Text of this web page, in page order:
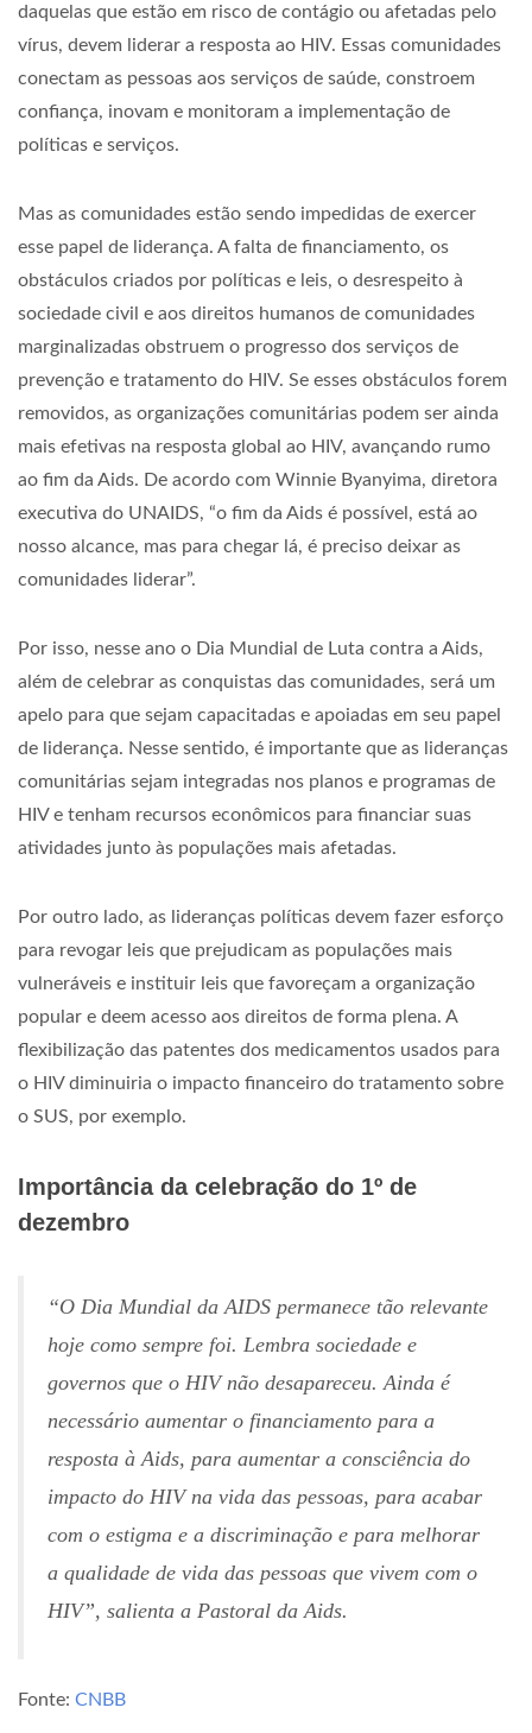
daquelas que estão em risco de contágio ou afetadas pelo
vírus, devem liderar a resposta ao HIV. Essas comunidades
conectam as pessoas aos serviços de saúde, constroem
confiança, inovam e monitoram a implementação de
políticas e serviços.
Mas as comunidades estão sendo impedidas de exercer
esse papel de liderança. A falta de financiamento, os
obstáculos criados por políticas e leis, o desrespeito à
sociedade civil e aos direitos humanos de comunidades
marginalizadas obstruem o progresso dos serviços de
prevenção e tratamento do HIV. Se esses obstáculos forem
removidos, as organizações comunitárias podem ser ainda
mais efetivas na resposta global ao HIV, avançando rumo
ao fim da Aids. De acordo com Winnie Byanyima, diretora
executiva do UNAIDS, “o fim da Aids é possível, está ao
nosso alcance, mas para chegar lá, é preciso deixar as
comunidades liderar”.
Por isso, nesse ano o Dia Mundial de Luta contra a Aids,
além de celebrar as conquistas das comunidades, será um
apelo para que sejam capacitadas e apoiadas em seu papel
de liderança. Nesse sentido, é importante que as lideranças
comunitárias sejam integradas nos planos e programas de
HIV e tenham recursos econômicos para financiar suas
atividades junto às populações mais afetadas.
Por outro lado, as lideranças políticas devem fazer esforço
para revogar leis que prejudicam as populações mais
vulneráveis e instituir leis que favoreçam a organização
popular e deem acesso aos direitos de forma plena. A
flexibilização das patentes dos medicamentos usados para
o HIV diminuiria o impacto financeiro do tratamento sobre
o SUS, por exemplo.
Importância da celebração do 1º de
dezembro
“O Dia Mundial da AIDS permanece tão relevante
hoje como sempre foi. Lembra sociedade e
governos que o HIV não desapareceu. Ainda é
necessário aumentar o financiamento para a
resposta à Aids, para aumentar a consciência do
impacto do HIV na vida das pessoas, para acabar
com o estigma e a discriminação e para melhorar
a qualidade de vida das pessoas que vivem com o
HIV”, salienta a Pastoral da Aids.
Fonte: CNBB